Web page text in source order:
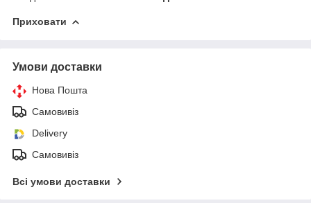
Приховати
Умови доставки
Нова Пошта
Самовивіз
Delivery
Самовивіз
Всі умови доставки